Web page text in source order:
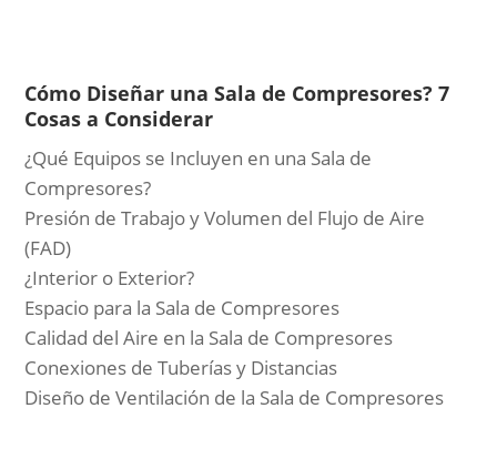
Cómo Diseñar una Sala de Compresores? 7
Cosas a Considerar
¿Qué Equipos se Incluyen en una Sala de
Compresores?
Presión de Trabajo y Volumen del Flujo de Aire
(FAD)
¿Interior o Exterior?
Espacio para la Sala de Compresores
Calidad del Aire en la Sala de Compresores
Conexiones de Tuberías y Distancias
Diseño de Ventilación de la Sala de Compresores